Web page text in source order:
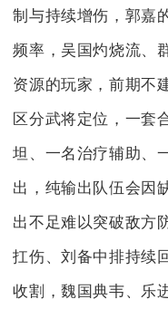
制与持续增伤，郭嘉
频率，吴国灼烧流、
资源的玩家，前期不
区分武将定位，一套
坦、一名治疗辅助、
出，纯输出队伍会因
出不足难以突破敌方
扛伤、刘备中排持续
收割，魏国典韦、乐